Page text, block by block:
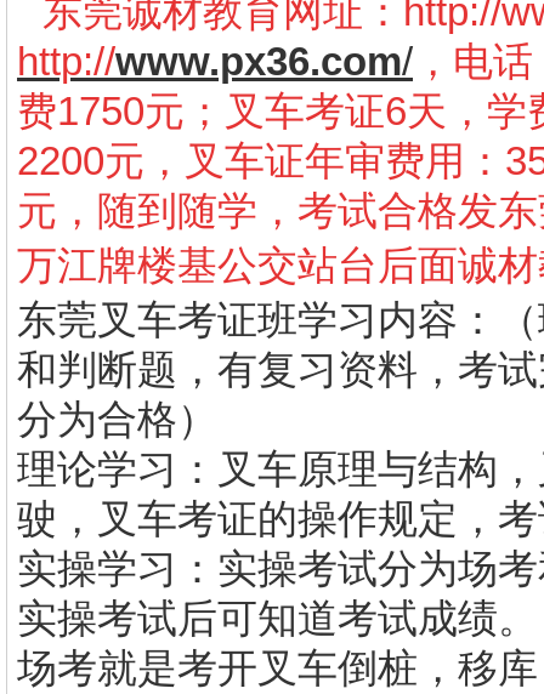
东莞诚材教育网址： http://
http://www.px36.com/ ，电
费1750元；叉车考证6天，
2200元，叉车证年审费用：
元，随到随学，考试合格发
万江牌楼基公交站台后面诚
东莞叉车考证班学习内容：
和判断题，有复习资料，考
分为合格）
理论学习：叉车原理与结构
驶，叉车考证的操作规定，
实操学习：实操考试分为场
实操考试后可知道考试成绩。
场考就是考开叉车倒桩，移